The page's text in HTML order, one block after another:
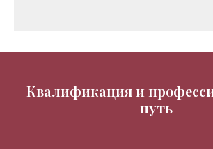
Квалификация и
путь